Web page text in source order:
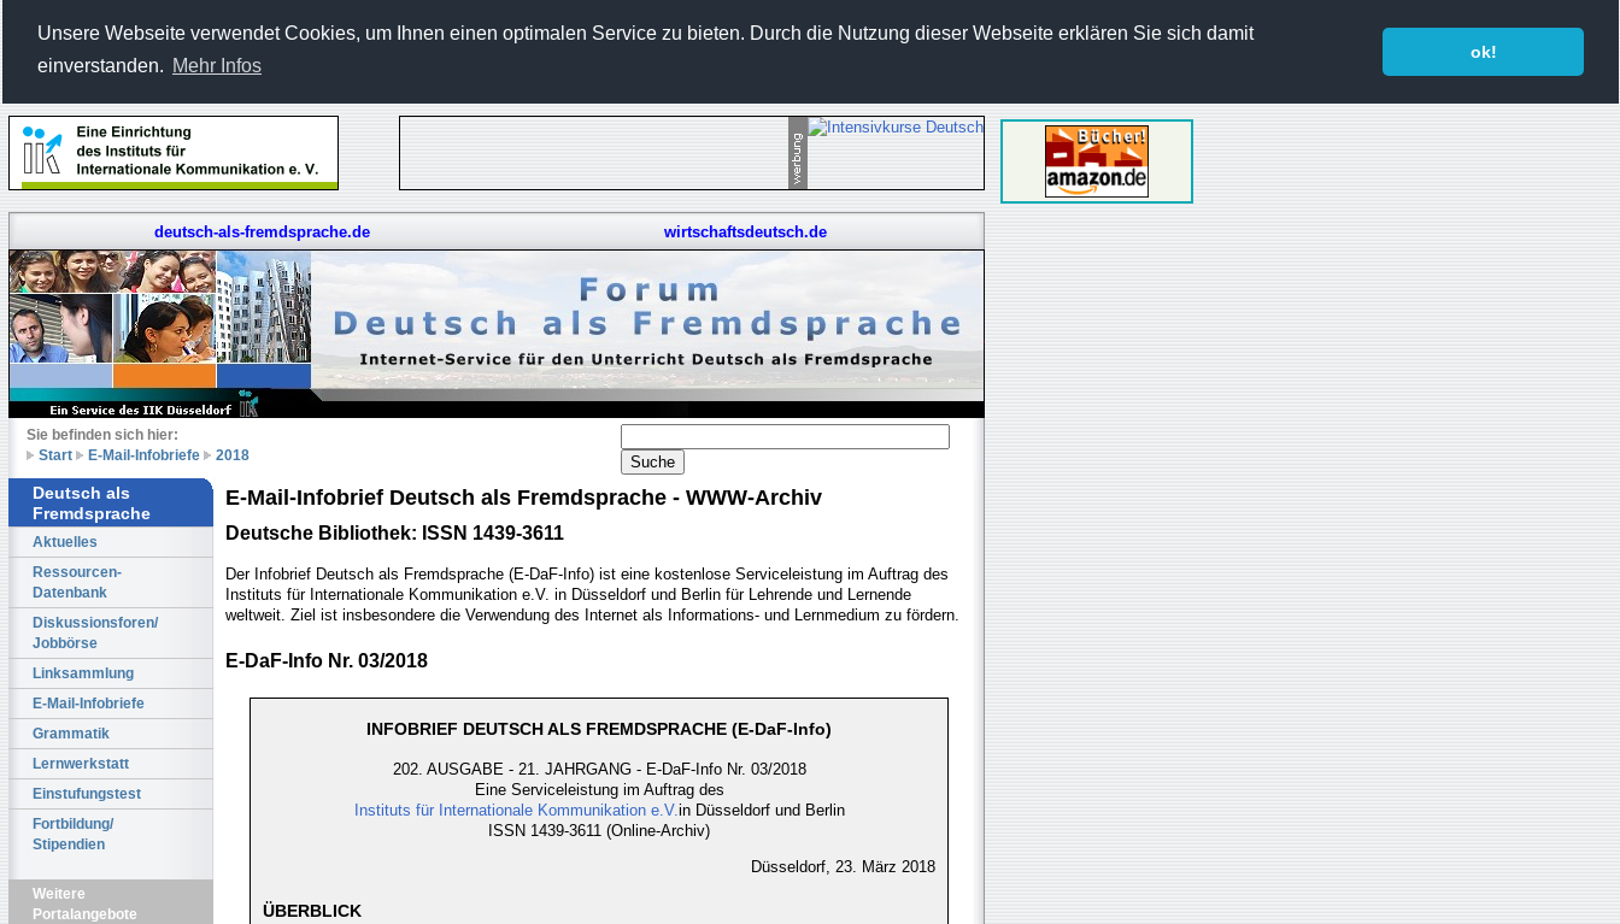
Unsere Webseite verwendet Cookies, um Ihnen einen optimalen Service zu bieten. Durch die Nutzung dieser Webseite erklären Sie sich damit
einverstanden. Mehr Infos
ok!
deutsch-als-fremdsprache.de wirtschaftsdeutsch.de
Sie befinden sich hier:
Start
E-Mail-Infobriefe 2018
Deutsch als
Fremdsprache
Aktuelles
Ressourcen-
Datenbank
Diskussionsforen/
Jobbörse
Linksammlung
E-Mail-Infobriefe
Grammatik
Lernwerkstatt
Einstufungstest
Fortbildung/
Stipendien
Weitere
Portalangebote
E-Mail-Infobrief Deutsch als Fremdsprache - WWW-Archiv
Deutsche Bibliothek: ISSN 1439-3611
Der Infobrief Deutsch als Fremdsprache (E-DaF-Info) ist eine kostenlose Serviceleistung im Auftrag des
Instituts für Internationale Kommunikation e.V. in Düsseldorf und Berlin für Lehrende und Lernende
weltweit. Ziel ist insbesondere die Verwendung des Internet als Informations- und Lernmedium zu fördern.
E-DaF-Info Nr. 03/2018
INFOBRIEF DEUTSCH ALS FREMDSPRACHE (E-DaF-Info)
202. AUSGABE - 21. JAHRGANG - E-DaF-Info Nr. 03/2018
Eine Serviceleistung im Auftrag des
Instituts für Internationale Kommunikation e.V. in Düsseldorf und Berlin
ISSN 1439-3611 (Online-Archiv)
Düsseldorf, 23. März 2018
ÜBERBLICK